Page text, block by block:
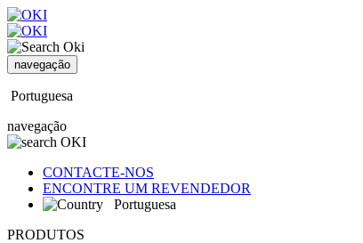
navegação
Portuguesa
navegação
CONTACTE-NOS
ENCONTRE UM REVENDEDOR
Portuguesa
PRODUTOS